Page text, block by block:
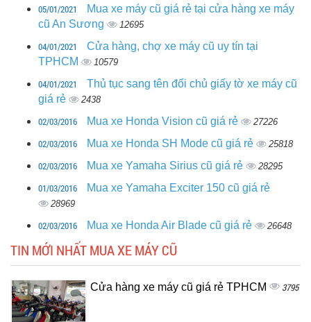
05/01/2021
Mua xe máy cũ giá rẻ tại cửa hàng xe máy
cũ An Sương
12695
04/01/2021
Cửa hàng, chợ xe máy cũ uy tín tại
TPHCM
10579
04/01/2021
Thủ tục sang tên đổi chủ giấy tờ xe máy cũ
giá rẻ
2438
02/03/2016 Mua xe Honda Vision cũ giá rẻ 27226
02/03/2016 Mua xe Honda SH Mode cũ giá rẻ 25818
02/03/2016 Mua xe Yamaha Sirius cũ giá rẻ 28295
01/03/2016 Mua xe Yamaha Exciter 150 cũ giá rẻ
28969
02/03/2016 Mua xe Honda Air Blade cũ giá rẻ 26648
TIN MỚI NHẤT MUA XE MÁY CŨ
Cửa hàng xe máy cũ giá rẻ TPHCM 3795